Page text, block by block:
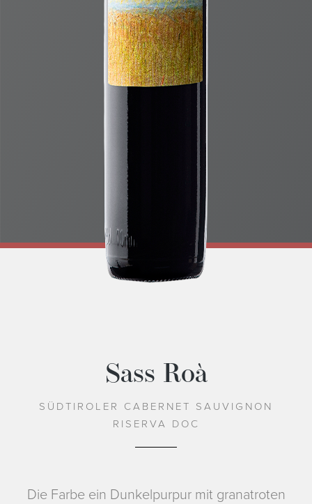
Sass Roà
SÜDTIROLER CABERNET SAUVIGNON
RISERVA DOC
Die Farbe ein Dunkelpurpur mit granatroten